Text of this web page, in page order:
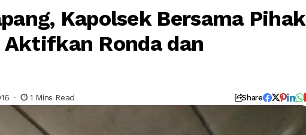
Kapolsek Bersama Pihak
Ronda dan
1 Mins Read Share